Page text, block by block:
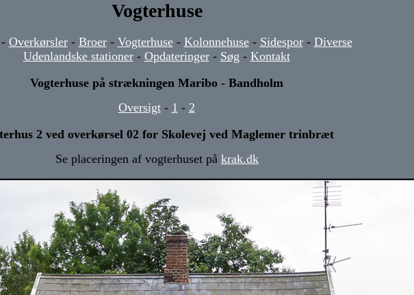
Vogterhuse
Overkørsler- Broer- Vogterhuse- Kolonnehuse- Sidespor- Diverse
Udenlandske stationer- Opdateringer- Søg - Kontakt
Vogterhuse på strækningen Maribo - Bandholm
Oversigt- 1 - 2
2 ved overkørsel 02 for Skolevej ved Maglemer trinbræt
Se placeringen af vogterhuset på krak.dk